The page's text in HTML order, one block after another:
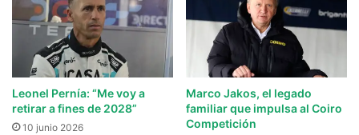
Leonel Pernía: “Me voy a
retirar a fines de 2028”
10 junio 2026
Marco Jakos, el legado
familiar que impulsa al Coiro
Competición